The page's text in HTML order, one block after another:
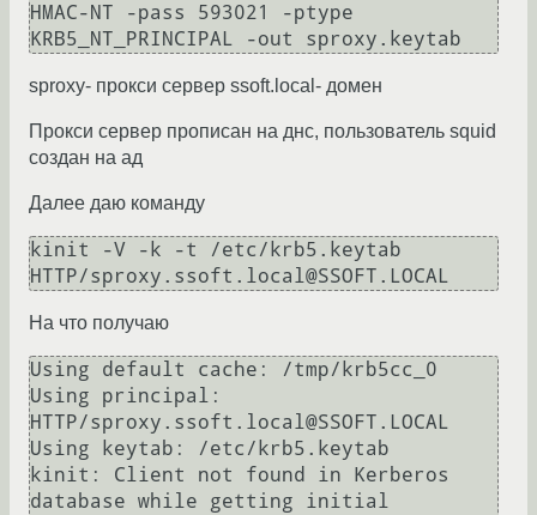
HMAC-NT -pass 593021 -ptype
KRB5_NT_PRINCIPAL -out sproxy.keytab
sproxy- прокси сервер ssoft.local- домен
Прокси сервер прописан на днс, пользователь squid
создан на ад
Далее даю команду
kinit -V -k -t /etc/krb5.keytab
HTTP/sproxy.ssoft.local@SSOFT.LOCAL
На что получаю
Using default cache: /tmp/krb5cc_0
Using principal:
HTTP/sproxy.ssoft.local@SSOFT.LOCAL
Using keytab: /etc/krb5.keytab
kinit: Client not found in Kerberos
database while getting initial